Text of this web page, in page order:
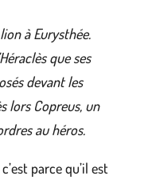
à Eurysthée.
que ses
devant les
lors Copreus, un
au héros.
parce qu’il est